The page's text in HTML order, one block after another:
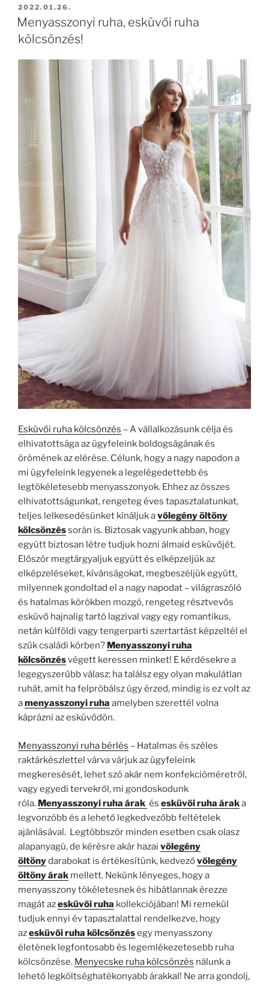
BEKÜLDVE:
2022.01.26.
Menyasszonyi ruha, esküvői ruha
kölcsönzés!
Esküvői ruha kölcsönzés – A vállalkozásunk célja és
elhivatottsága az ügyfeleink boldogságának és
örömének az elérése. Célunk, hogy a nagy napodon a
mi ügyfeleink legyenek a legelégedettebb és
legtökéletesebb menyasszonyok. Ehhez az összes
elhivatottságunkat, rengeteg éves tapasztalatunkat,
teljes lelkesedésünket kínáljuk avőlegény öltöny
kölcsönzéssorán is. Biztosak vagyunk abban, hogy
együtt biztosan létre tudjuk hozni álmaid esküvőjét.
Először megtárgyaljuk együtt és elképzeljük az
elképzeléseket, kívánságokat, megbeszéljük együtt,
milyennek gondoltad el a nagy napodat – világraszóló
és hatalmas körökben mozgó, rengeteg résztvevős
esküvő hajnalig tartó lagzival vagy egy romantikus,
netán külföldi vagy tengerparti szertartást képzeltél el
szűk családi körben? Menyasszonyi ruha
kölcsönzésvégett keressen minket! E kérdésekre a
legegyszerűbb válasz: ha találsz egy olyan makulátlan
ruhát, amit ha felpróbálsz úgy érzed, mindig is ez volt az
amenyasszonyi ruha amelyben szerettél volna
káprázni az esküvődön.
Menyasszonyi ruha bérlés – Hatalmas és széles
raktárkészlettel várva várjuk az ügyfeleink
megkeresését, lehet szó akár nem konfekcióméretről,
vagy egyedi tervekről, mi gondoskodunk
róla. Menyasszonyi ruha árak és esküvői ruha áraka
legvonzóbb és a lehető legkedvezőbb feltételek
ajánlásával. Legtöbbször minden esetben csak olasz
alapanyagú, de kérésre akár hazai vőlegény
öltönydarabokat is értékesítünk, kedvezővőlegény
öltöny árak mellett. Nekünk lényeges, hogy a
menyasszony tökéletesnek és hibátlannak érezze
magát azesküvői ruha kollekciójában! Mi remekül
tudjuk ennyi év tapasztalattal rendelkezve, hogy
azesküvői ruha kölcsönzésegy menyasszony
életének legfontosabb és legemlékezetesebb ruha
kölcsönzése. Menyecske ruha kölcsönzés nálunk a
lehető legköltséghatékonyabb árakkal! Ne arra gondolj,